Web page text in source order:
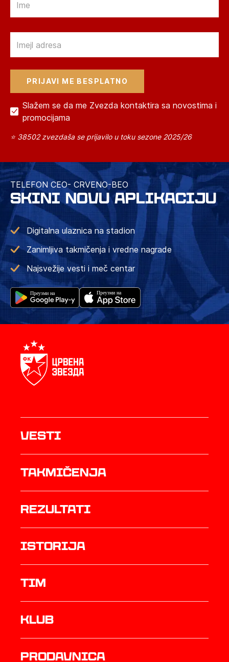
Slažem se da me Zvezda kontaktira sa novostima i
promocijama
⭐ 38502 zvezdaša se prijavilo u toku sezone 2025/26
TELEFON CEO- CRVENO-BEO
SKINI NOVU APLIKACIJU
Digitalna ulaznica na stadion
Zanimljiva takmičenja i vredne nagrade
Najsvežije vesti i meč centar
Vesti
Takmičenja
rezultati
istorija
TIM
Klub
prodavnica